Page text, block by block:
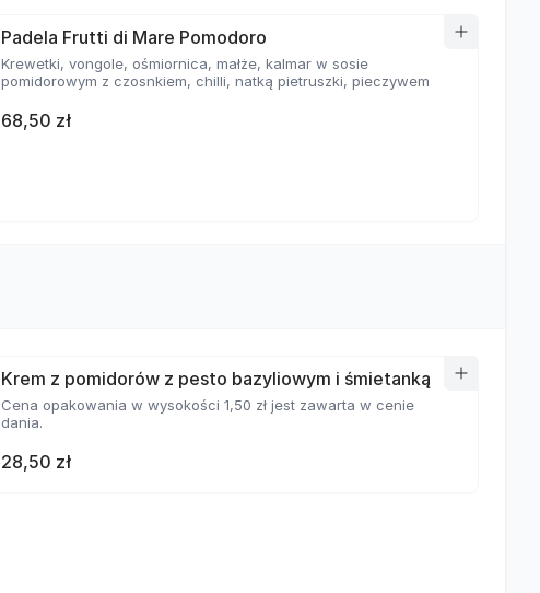
Padela Frutti di Mare Pomodoro
Krewetki, vongole, ośmiornica, małże, kalmar w sosie
pomidorowym z czosnkiem, chilli, natką pietruszki, pieczywem
68,50 zł
Krem z pomidorów z pesto bazyliowym i śmietanką
Cena opakowania w wysokości 1,50 zł jest zawarta w cenie
dania.
28,50 zł